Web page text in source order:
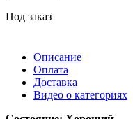
Под заказ
Описание
Оплата
Доставка
Видео о категориях